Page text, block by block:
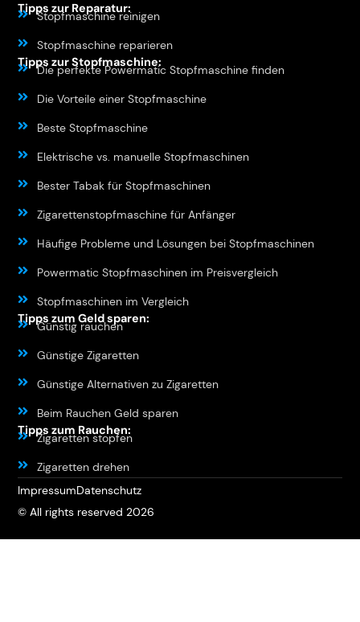
Tipps zur Reparatur:
Stopfmaschine reinigen
Stopfmaschine reparieren
Tipps zur Stopfmaschine:
Die perfekte Powermatic Stopfmaschine finden
Die Vorteile einer Stopfmaschine
Beste Stopfmaschine
Elektrische vs. manuelle Stopfmaschinen
Bester Tabak für Stopfmaschinen
Zigarettenstopfmaschine für Anfänger
Häufige Probleme und Lösungen bei Stopfmaschinen
Powermatic Stopfmaschinen im Preisvergleich
Stopfmaschinen im Vergleich
Tipps zum Geld sparen:
Günstig rauchen
Günstige Zigaretten
Günstige Alternativen zu Zigaretten
Beim Rauchen Geld sparen
Tipps zum Rauchen:
Zigaretten stopfen
Zigaretten drehen
© All rights reserved 2026
ImpressumDatenschutz